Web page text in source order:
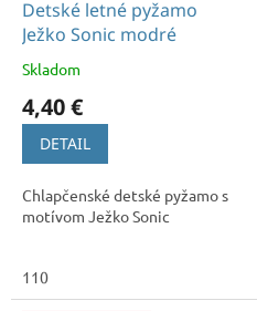
Detské letné pyžamo
Ježko Sonic modré
Priemerné
produktu
5,0
5
hviezdičiek.
Skladom
4,40 €
DETAIL
Chlapčenské detské pyžamo s
motívom Ježko Sonic
110